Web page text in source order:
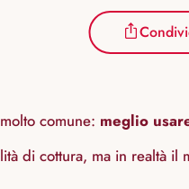
comune: meglio
di cottura, ma in realtà